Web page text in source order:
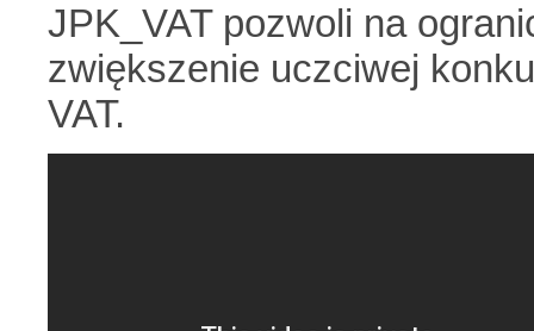
JPK_VAT pozwoli na
zwiększenie uczciwej
VAT.